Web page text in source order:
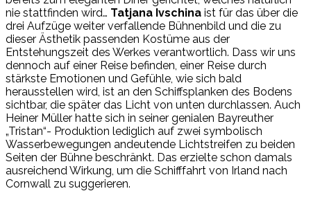
nie stattfinden wird… Tatjana Ivschina ist für das über die
drei Aufzüge weiter verfallende Bühnenbild und die zu
dieser Ästhetik passenden Kostüme aus der
Entstehungszeit des Werkes verantwortlich. Dass wir uns
dennoch auf einer Reise befinden, einer Reise durch
stärkste Emotionen und Gefühle, wie sich bald
herausstellen wird, ist an den Schiffsplanken des Bodens
sichtbar, die später das Licht von unten durchlassen. Auch
Heiner Müller hatte sich in seiner genialen Bayreuther
„Tristan“- Produktion lediglich auf zwei symbolisch
Wasserbewegungen andeutende Lichtstreifen zu beiden
Seiten der Bühne beschränkt. Das erzielte schon damals
ausreichend Wirkung, um die Schifffahrt von Irland nach
Cornwall zu suggerieren.